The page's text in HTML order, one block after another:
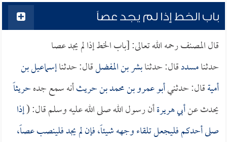
باب الخط إذا لم يجد عصاً
قال المصنف رحمه الله تعالى: [باب الخط إذا لم يجد عصا
حدثنامسددقال: حدثنابشر بن المفضلقال: حدثناإسماعيل بن
أميةقال: حدثنيأبو عمرو بن محمد بن حريثأنه سمع جدهحريثاً
يحدث عنأبي هريرةأن رسول الله صلى الله عليه وسلم قال: (إذا
صلى أحدكم فليجعل تلقاء وجهه شيئاً، فإن لم يجد فلينصب عصاً،